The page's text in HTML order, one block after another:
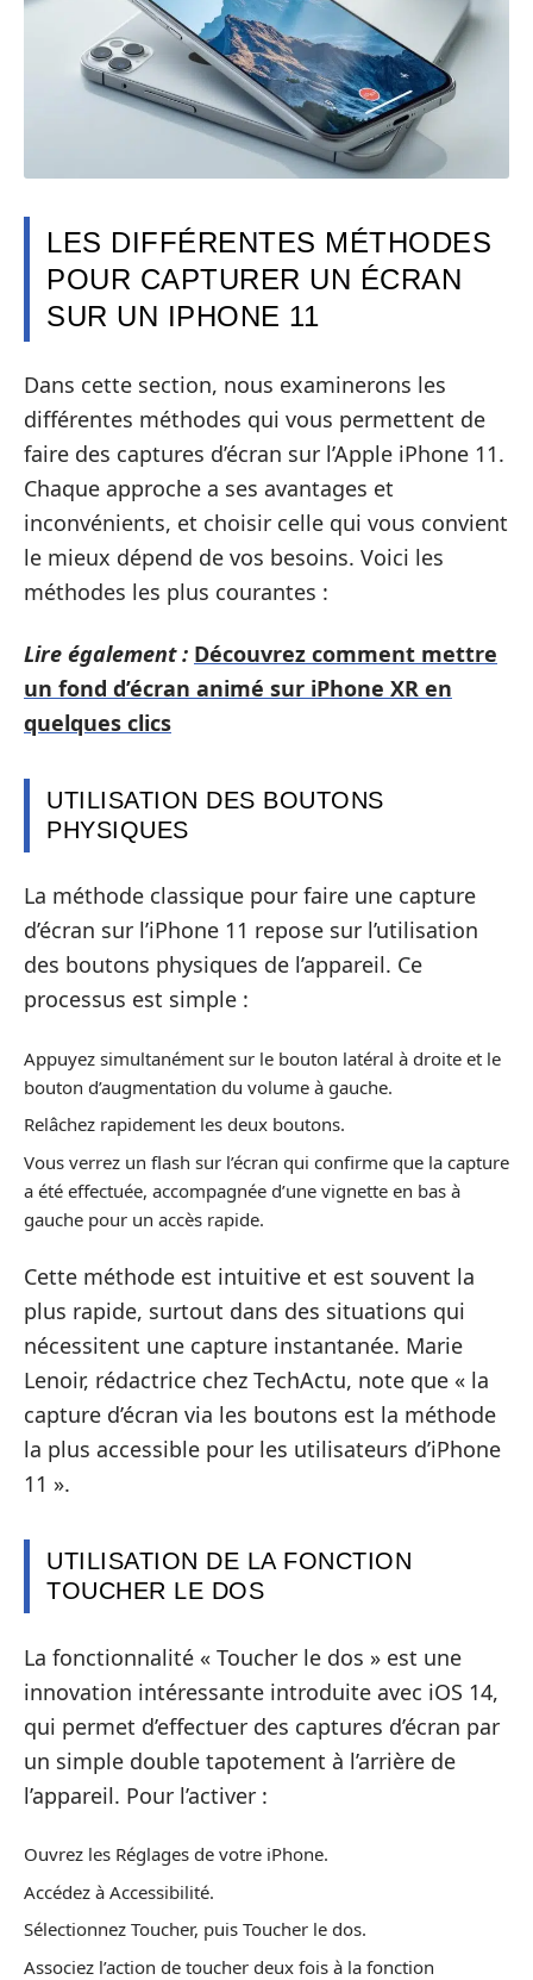
LES DIFFÉRENTES MÉTHODES
POUR CAPTURER UN ÉCRAN
SUR UN IPHONE 11
Dans cette section, nous examinerons les
différentes méthodes qui vous permettent de
faire des captures d’écran sur l’Apple iPhone 11.
Chaque approche a ses avantages et
inconvénients, et choisir celle qui vous convient
le mieux dépend de vos besoins. Voici les
méthodes les plus courantes :
Lire également : Découvrez comment mettre
un fond d’écran animé sur iPhone XR en
quelques clics
UTILISATION DES BOUTONS
PHYSIQUES
La méthode classique pour faire une capture
d’écran sur l’iPhone 11 repose sur l’utilisation
des boutons physiques de l’appareil. Ce
processus est simple :
Appuyez simultanément sur le bouton latéral à droite et le
bouton d’augmentation du volume à gauche.
Relâchez rapidement les deux boutons.
Vous verrez un flash sur l’écran qui confirme que la capture
a été effectuée, accompagnée d’une vignette en bas à
gauche pour un accès rapide.
Cette méthode est intuitive et est souvent la
plus rapide, surtout dans des situations qui
nécessitent une capture instantanée. Marie
Lenoir, rédactrice chez TechActu, note que « la
capture d’écran via les boutons est la méthode
la plus accessible pour les utilisateurs d’iPhone
11 ».
UTILISATION DE LA FONCTION
TOUCHER LE DOS
La fonctionnalité « Toucher le dos » est une
innovation intéressante introduite avec iOS 14,
qui permet d’effectuer des captures d’écran par
un simple double tapotement à l’arrière de
l’appareil. Pour l’activer :
Ouvrez les Réglages de votre iPhone.
Accédez à Accessibilité.
Sélectionnez Toucher, puis Toucher le dos.
Associez l’action de toucher deux fois à la fonction